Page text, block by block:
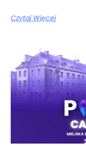
Czytaj Więcej